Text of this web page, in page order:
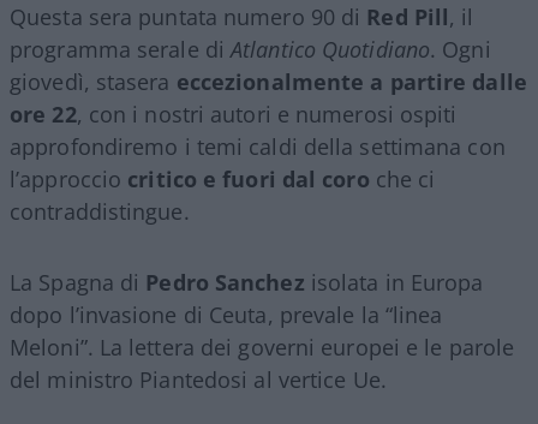
Questa sera puntata numero 90 di Red Pill, il
programma serale diAtlantico Quotidiano. Ogni
giovedì, stasera eccezionalmente a partire dalle
ore 22, con i nostri autori e numerosi ospiti
approfondiremo i temi caldi della settimana con
l’approccio critico e fuori dal coro che ci
contraddistingue.
La Spagna di Pedro Sanchez isolata in Europa
dopo l’invasione di Ceuta, prevale la “linea
Meloni”. La lettera dei governi europei e le parole
del ministro Piantedosi al vertice Ue.